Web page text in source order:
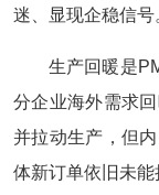
迷、显现企稳信号
生产回暖是
分企业海外需求
并拉动生产，但
体新订单依旧未能